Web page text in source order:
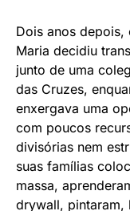
Dois anos depois,
Maria decidiu
junto de uma
das Cruzes,
enxergava uma
com poucos
divisórias nem
suas famílias
massa,
drywall, pintaram,